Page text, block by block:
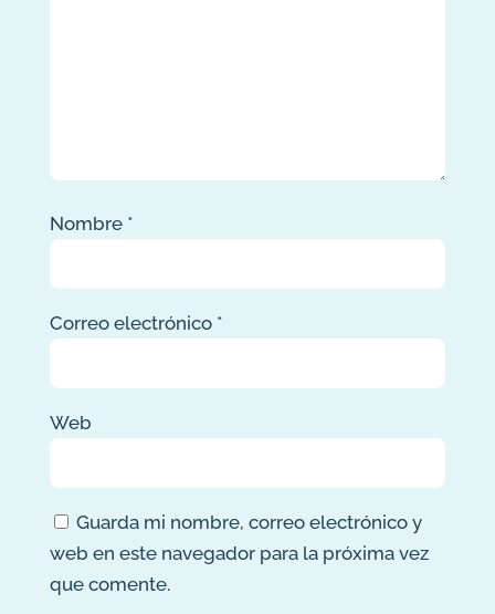
Nombre *
Correo electrónico *
Web
Guarda mi nombre, correo electrónico y
web en este navegador para la próxima vez
que comente.